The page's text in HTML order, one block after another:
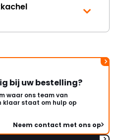
bij uw bestelling?
waar ons team van
klaar staat om hulp op
Neem contact met ons op